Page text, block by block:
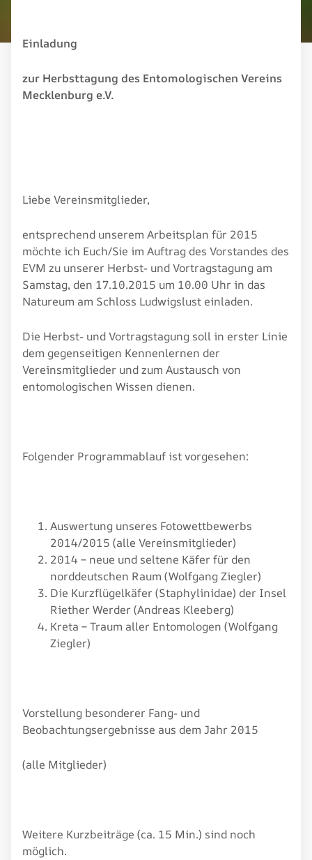
Einladung
zur Herbsttagung des Entomologischen Vereins
Mecklenburg e.V.
Liebe Vereinsmitglieder,
entsprechend unserem Arbeitsplan für 2015
möchte ich Euch/Sie im Auftrag des Vorstandes des
EVM zu unserer Herbst- und Vortragstagung am
Samstag, den 17.10.2015 um 10.00 Uhr in das
Natureum am Schloss Ludwigslust einladen.
Die Herbst- und Vortragstagung soll in erster Linie
dem gegenseitigen Kennenlernen der
Vereinsmitglieder und zum Austausch von
entomologischen Wissen dienen.
Folgender Programmablauf ist vorgesehen:
Auswertung unseres Fotowettbewerbs
2014/2015 (alle Vereinsmitglieder)
2014 – neue und seltene Käfer für den
norddeutschen Raum (Wolfgang Ziegler)
Die Kurzflügelkäfer (Staphylinidae) der Insel
Riether Werder (Andreas Kleeberg)
Kreta – Traum aller Entomologen (Wolfgang
Ziegler)
Vorstellung besonderer Fang- und
Beobachtungsergebnisse aus dem Jahr 2015
(alle Mitglieder)
Weitere Kurzbeiträge (ca. 15 Min.) sind noch
möglich.